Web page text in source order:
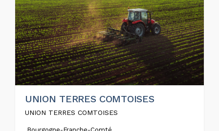
UNION TERRES COMTOISES
UNION TERRES COMTOISES
Bourgogne-Franche-Comté